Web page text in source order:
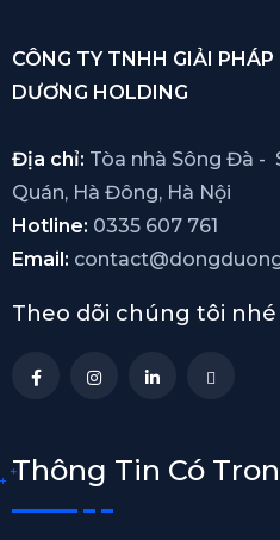
CÔNG TY TNHH GIẢI
DƯƠNG HOLDING
Địa chỉ: Tòa nhà Sông Đà -
Quán, Hà Đông, Hà Nội
Hotline: 0335 607 761
Email:
Theo dõi chúng tôi nhé
Thông Tin Có